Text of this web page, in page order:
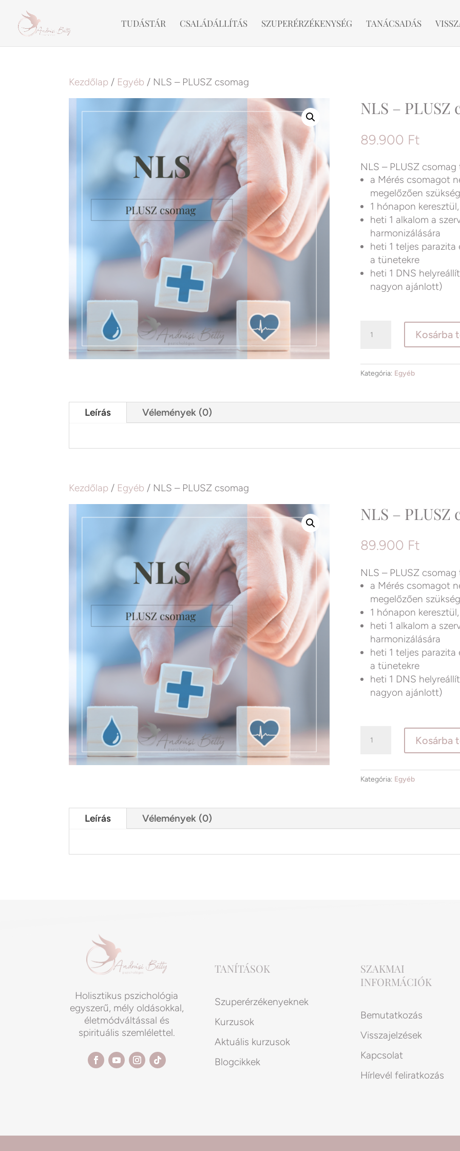
TUDÁSTÁR CSALÁDÁLLÍTÁS SZUPERÉRZÉKENYSÉG TANÁCSADÁS
Kezdőlap / Egyéb / NLS – PLUSZ csomag
NLS – PLUSZ
89.900 Ft
NLS – PLUSZ csomag
a Mérés csomagot
megelőzően
1 hónapon
heti 1 alkalom a
harmonizálására
heti 1 teljes
a tünetekre
heti 1 DNS
nagyon ajánlott)
csomag
mennyiség
Kosárba
Kategória: Egyéb
Leírás Vélemények (0)
Kezdőlap / Egyéb / NLS – PLUSZ csomag
NLS – PLUSZ
89.900 Ft
NLS – PLUSZ csomag
a Mérés csomagot
megelőzően
1 hónapon
heti 1 alkalom a
harmonizálására
heti 1 teljes
a tünetekre
heti 1 DNS
nagyon ajánlott)
csomag
mennyiség
Kosárba
Kategória: Egyéb
Leírás Vélemények (0)
Holisztikus pszichológia
egyszerű, mély oldásokkal,
életmódváltással és
spirituális szemlélettel.
TANÍTÁSOK
Szuperérzékenyeknek
Kurzusok
Aktuális kurzusok
Blogcikkek
SZAKMAI
INFORMÁCIÓK
Bemutatkozás
Visszajelzések
Kapcsolat
Hírlevél feliratkozás